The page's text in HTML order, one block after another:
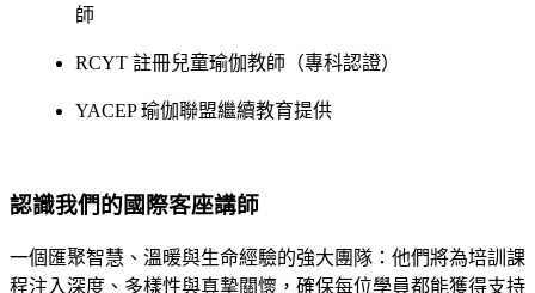
師
RCYT 註冊兒童瑜伽教師（專科認證）
YACEP 瑜伽聯盟繼續教育提供
認識我們的國際客座講師
一個匯聚智慧、溫暖與生命經驗的強大團隊：他們將為培訓課
程注入深度、多樣性與真摯關懷，確保每位學員都能獲得支持